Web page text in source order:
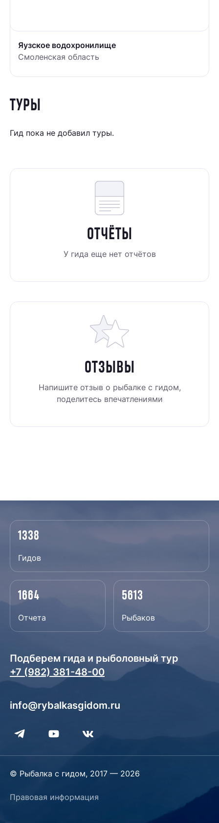
Яузское водохронилище
Смоленская область
ТУРЫ
Гид пока не добавил туры.
ОТЧЁТЫ
У гида еще нет отчётов
ОТЗЫВЫ
Напишите отзыв о рыбалке c гидом,
поделитесь впечатлениями
1338
Гидов
1664
Отчета
5613
Рыбаков
Подберем гида и рыболовный тур
+7 (982) 381-48-00
info@rybalkasgidom.ru
© Рыбалка с гидом, 2017 — 2026
Правовая информация